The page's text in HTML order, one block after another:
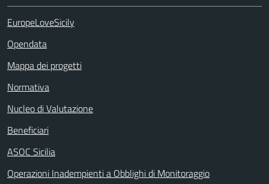
EuropeLoveSicily
Opendata
Mappa dei progetti
Normativa
Nucleo di Valutazione
Beneficiari
ASOC Sicilia
Operazioni Inadempienti a Obblighi di Monitoraggio